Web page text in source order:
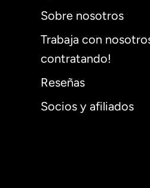
Sobre nosotros
Trabaja con
contratando!
Reseñas
Socios y afiliados